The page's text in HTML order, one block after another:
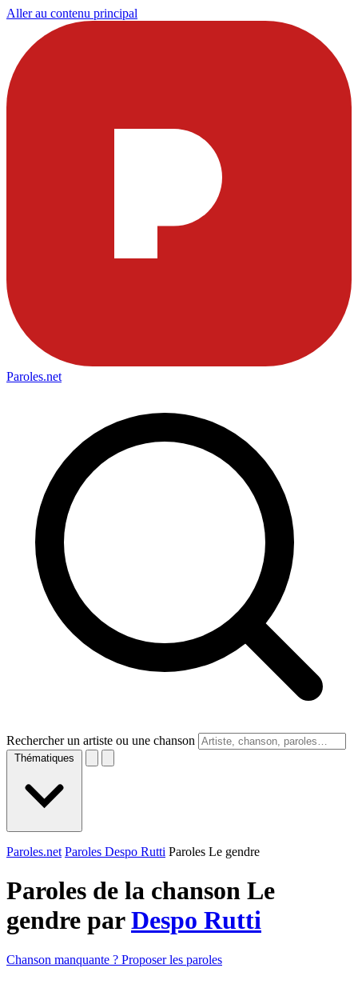
Aller au contenu principal
Paroles.net
Rechercher un artiste ou une chanson
Thématiques
Paroles.net Paroles Despo Rutti Paroles Le gendre
Paroles de la chanson Le
gendre parDespo Rutti
Chanson manquante ? Proposer les paroles